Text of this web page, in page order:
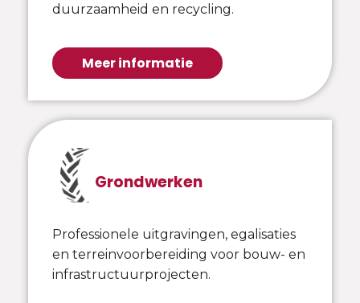
duurzaamheid en recycling.
Meer informatie
Grondwerken
Professionele uitgravingen, egalisaties
en terreinvoorbereiding voor bouw- en
infrastructuurprojecten.